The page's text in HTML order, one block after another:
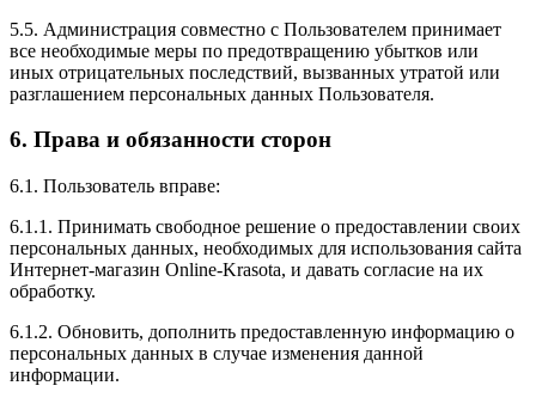
5.5. Администрация совместно с Пользователем принимает
все необходимые меры по предотвращению убытков или
иных отрицательных последствий, вызванных утратой или
разглашением персональных данных Пользователя.
6. Права и обязанности сторон
6.1. Пользователь вправе:
6.1.1. Принимать свободное решение о предоставлении своих
персональных данных, необходимых для использования сайта
Интернет-магазин Online-Krasota, и давать согласие на их
обработку.
6.1.2. Обновить, дополнить предоставленную информацию о
персональных данных в случае изменения данной
информации.